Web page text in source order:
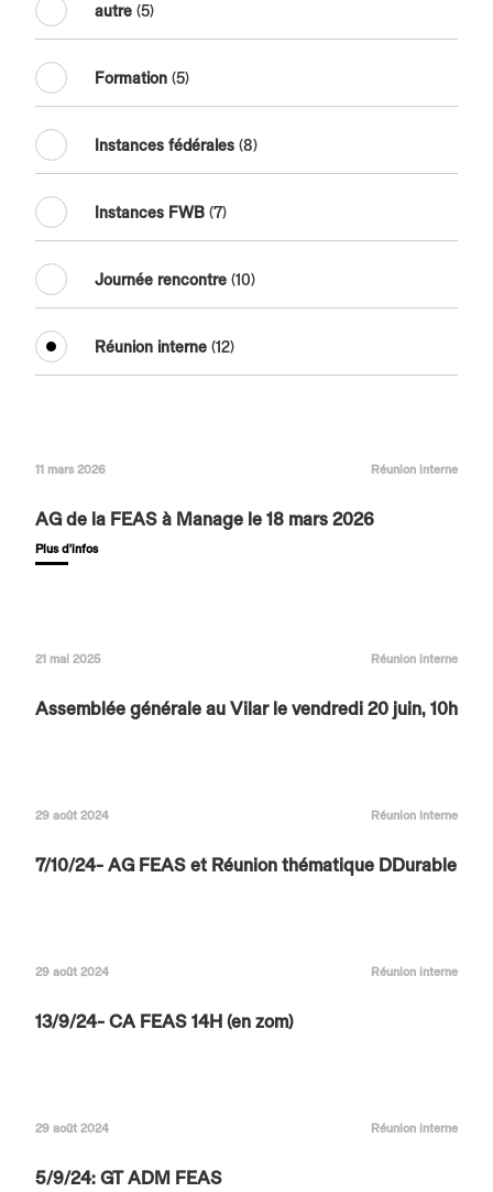
11 mars 2026 Réunion interne
AG de la FEAS à Manage le 18 mars 2026
Plus d'infos
21 mai 2025 Réunion interne
Assemblée générale au Vilar le vendredi 20 juin, 10h
29 août 2024 Réunion interne
7/10/24- AG FEAS et Réunion thématique DDurable
29 août 2024 Réunion interne
13/9/24- CA FEAS 14H (en zom)
29 août 2024 Réunion interne
5/9/24: GT ADM FEAS
autre (5)
Formation (5)
Instances fédérales (8)
Instances FWB (7)
Journée rencontre (10)
Réunion interne (12)